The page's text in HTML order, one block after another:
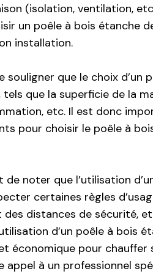
(isolation, ventilation,
un poêle à bois étanche
installation.
souligner que le choix d’un
que la superficie de la
etc. Il est donc
pour choisir le poêle à
noter que l’utilisation
certaines règles
distances de sécurité,
d’un poêle à bois
économique pour chauffer
appel à un professionnel